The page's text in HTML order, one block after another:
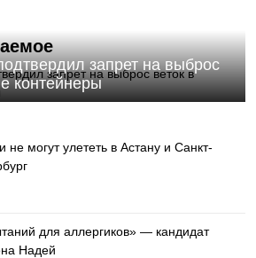
запрет на выброс
контейнеры
не могут улететь в Астану и Санкт-
для аллергиков» — кандидат
Надей